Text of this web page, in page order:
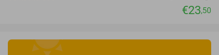
€23,50